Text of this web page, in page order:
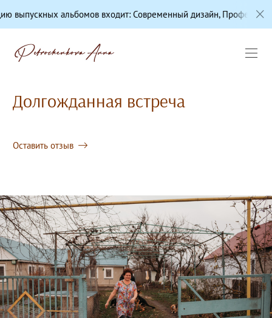
альбомов входит: Современный дизайн, Профессиональная
Долгожданная встреча
Оставить отзыв